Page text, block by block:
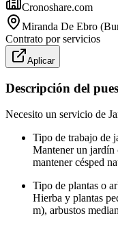
Cronoshare.com
Miranda De Ebro
Contrato por servicios
Aplicar
Descripción del
Necesito un servicio de
Tipo de trabajo de
Mantener un jardín
mantener césped
Tipo de plantas o
Hierba y plantas
m), arbustos